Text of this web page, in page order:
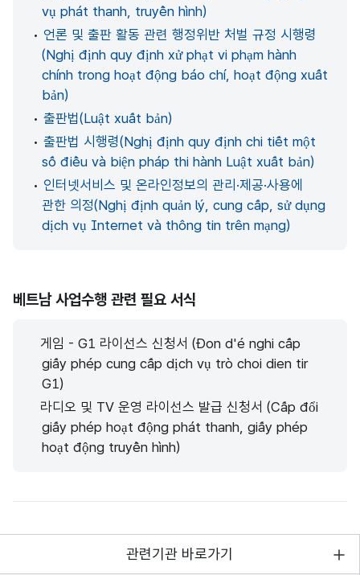
vụ phát thanh, truyền hình)
• 언론 및 출판 활동 관련 행정위반 처벌 규정 시행령
(Nghị định quy định xử phạt vi phạm hành
chính trong hoạt động báo chí, hoạt động xuất
bản)
• 출판법(Luật xuất bản)
• 출판법 시행령(Nghị định quy định chi tiết một
số điều và biện pháp thi hành Luật xuất bản)
• 인터넷서비스 및 온라인정보의 관리·제공·사용에
관한 의정(Nghị định quản lý, cung cấp, sử dụng
dịch vụ Internet và thông tin trên mạng)
베트남 사업수행 관련 필요 서식
게임 - G1 라이선스 신청서 (Đon d'é nghi cấp
giấy phép cung cấp dịch vụ trò choi dien tir
G1)
라디오 및 TV 운영 라이선스 발급 신청서 (Cấp đổi
giấy phép hoạt động phát thanh, giấy phép
hoạt động truyền hình)
관련기관 바로가기